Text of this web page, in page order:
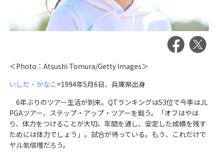
＜Photo：Atsushi Tomura/Getty Images＞
いしだ・かなこ=1994年5月6日、兵庫県出身
6年ぶりのツアー生活が到来。QTランキングは53位で今季はJL
PGAツアー、ステップ・アップ・ツアーを戦う。「オフはやは
り、体力をつけることが大切。年間を通し、安定した成績を残す
ためには体力でしょう」。試合が待っている。もう、これだけで
ヤル気倍増だろう。